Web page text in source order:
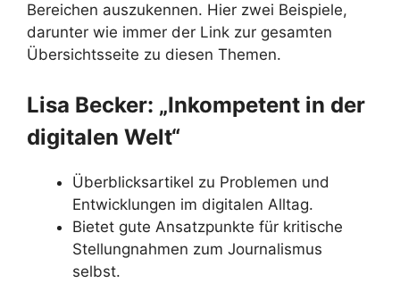
Bereichen auszukennen. Hier zwei Beispiele,
darunter wie immer der Link zur gesamten
Übersichtsseite zu diesen Themen.
Lisa Becker: „Inkompetent in der
digitalen Welt“
Überblicksartikel zu Problemen und
Entwicklungen im digitalen Alltag.
Bietet gute Ansatzpunkte für kritische
Stellungnahmen zum Journalismus
selbst.